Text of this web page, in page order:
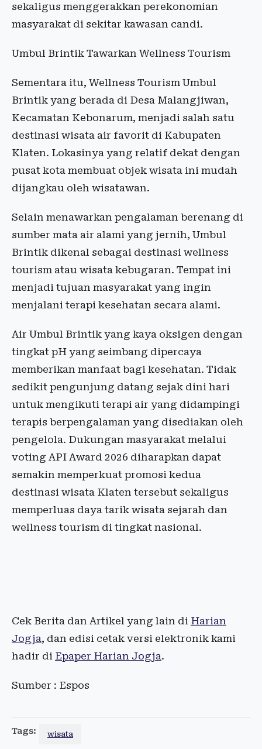
sekaligus menggerakkan perekonomian
masyarakat di sekitar kawasan candi.
Umbul Brintik Tawarkan Wellness Tourism
Sementara itu, Wellness Tourism Umbul
Brintik yang berada di Desa Malangjiwan,
Kecamatan Kebonarum, menjadi salah satu
destinasi wisata air favorit di Kabupaten
Klaten. Lokasinya yang relatif dekat dengan
pusat kota membuat objek wisata ini mudah
dijangkau oleh wisatawan.
Selain menawarkan pengalaman berenang di
sumber mata air alami yang jernih, Umbul
Brintik dikenal sebagai destinasi wellness
tourism atau wisata kebugaran. Tempat ini
menjadi tujuan masyarakat yang ingin
menjalani terapi kesehatan secara alami.
Air Umbul Brintik yang kaya oksigen dengan
tingkat pH yang seimbang dipercaya
memberikan manfaat bagi kesehatan. Tidak
sedikit pengunjung datang sejak dini hari
untuk mengikuti terapi air yang didampingi
terapis berpengalaman yang disediakan oleh
pengelola. Dukungan masyarakat melalui
voting API Award 2026 diharapkan dapat
semakin memperkuat promosi kedua
destinasi wisata Klaten tersebut sekaligus
memperluas daya tarik wisata sejarah dan
wellness tourism di tingkat nasional.
Cek Berita dan Artikel yang lain di Harian
Jogja, dan edisi cetak versi elektronik kami
hadir di Epaper Harian Jogja.
Sumber : Espos
Tags: wisata